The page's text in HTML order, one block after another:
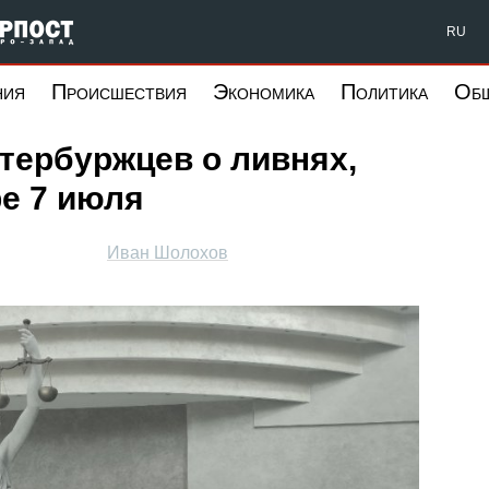
Форпост Северо-Запад RU
Происшествия Экономика Политика
о ливнях,
7 июля
Иван Шолохов